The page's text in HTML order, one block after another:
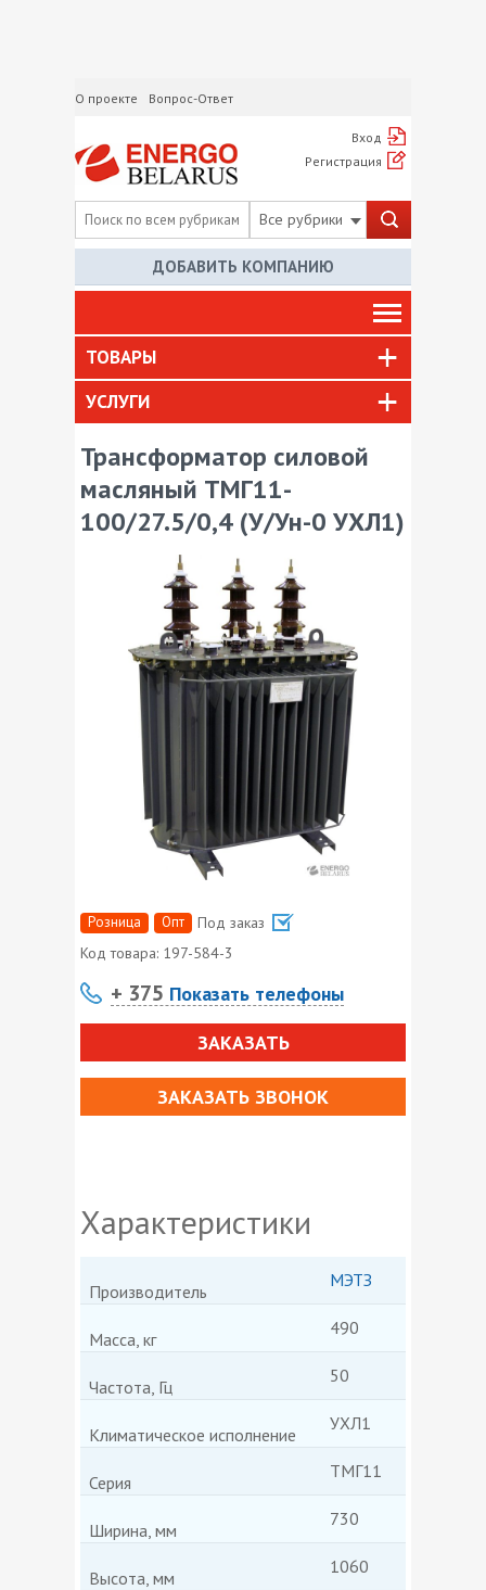
О проекте Вопрос-Ответ
Вход
Регистрация
Все рубрики
ДОБАВИТЬ КОМПАНИЮ
ТОВАРЫ
УСЛУГИ
Трансформатор силовой
масляный ТМГ11-
100/27.5/0,4 (У/Ун-0 УХЛ1)
Розница Опт
Под заказ
Код товара: 197-584-3
+ 375 Показать телефоны
ЗАКАЗАТЬ
ЗАКАЗАТЬ ЗВОНОК
Характеристики
Производитель
МЭТЗ
Масса, кг
490
Частота, Гц
50
Климатическое исполнение
УХЛ1
Серия
ТМГ11
Ширина, мм
730
Высота, мм
1060